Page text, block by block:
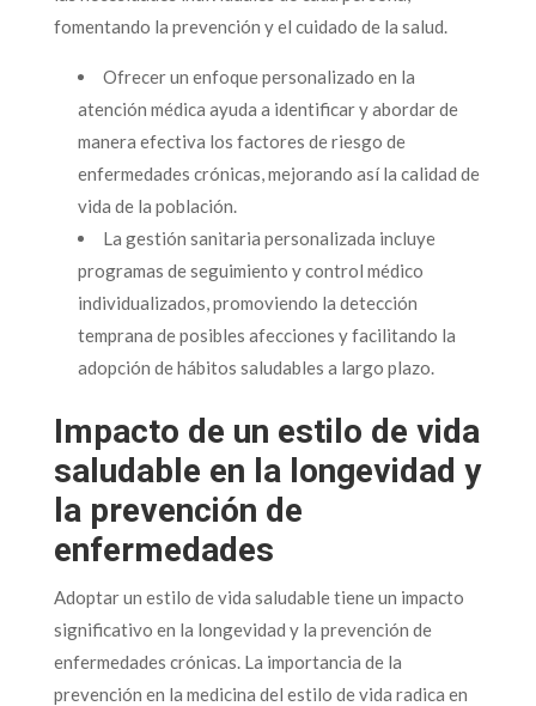
fomentando la prevención y el cuidado de la salud.
Ofrecer un enfoque personalizado en la
atención médica ayuda a identificar y abordar de
manera efectiva los factores de riesgo de
enfermedades crónicas, mejorando así la calidad de
vida de la población.
La gestión sanitaria personalizada incluye
programas de seguimiento y control médico
individualizados, promoviendo la detección
temprana de posibles afecciones y facilitando la
adopción de hábitos saludables a largo plazo.
Impacto de un estilo de vida
saludable en la longevidad y
la prevención de
enfermedades
Adoptar un estilo de vida saludable tiene un impacto
significativo en la longevidad y la prevención de
enfermedades crónicas. La importancia de la
prevención en la medicina del estilo de vida radica en